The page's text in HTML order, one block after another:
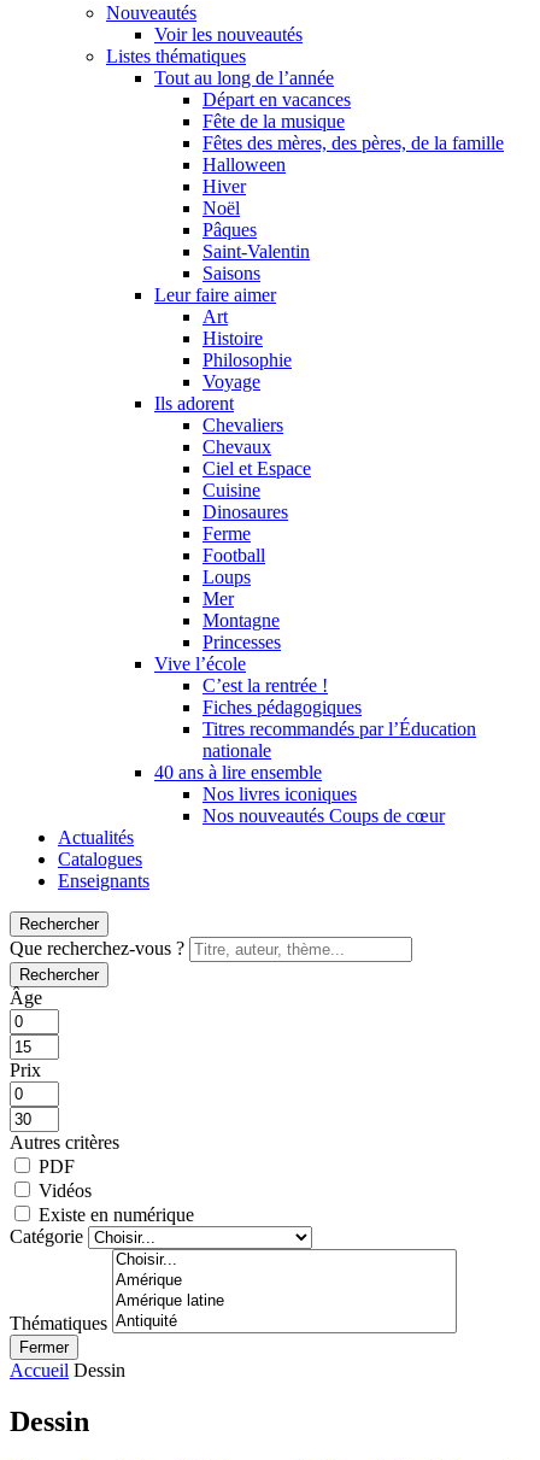
Nouveautés
Voir les nouveautés
Listes thématiques
Tout au long de l’année
Départ en vacances
Fête de la musique
Fêtes des mères, des pères, de la famille
Halloween
Hiver
Noël
Pâques
Saint-Valentin
Saisons
Leur faire aimer
Art
Histoire
Philosophie
Voyage
Ils adorent
Chevaliers
Chevaux
Ciel et Espace
Cuisine
Dinosaures
Ferme
Football
Loups
Mer
Montagne
Princesses
Vive l’école
C’est la rentrée !
Fiches pédagogiques
Titres recommandés par l’Éducation
nationale
40 ans à lire ensemble
Nos livres iconiques
Nos nouveautés Coups de cœur
Actualités
Catalogues
Enseignants
Rechercher
Que recherchez-vous ?
Rechercher
Âge
Prix
Autres critères
PDF
Vidéos
Existe en numérique
Catégorie
Thématiques
Fermer
Accueil Dessin
Dessin